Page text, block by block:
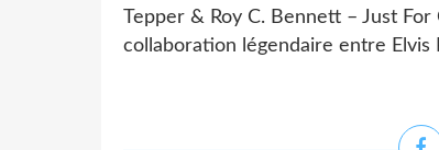
Tepper & Roy C. Bennett – Just
collaboration légendaire entre